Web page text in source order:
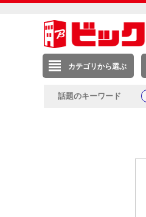
カテゴリから選ぶ
話題のキーワード